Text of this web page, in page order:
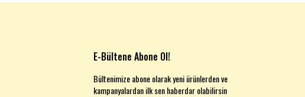
E-Bültene Abone Ol!
Bültenimize abone olarak yeni ürünlerden ve
kampanyalardan ilk sen haberdar olabilirsin